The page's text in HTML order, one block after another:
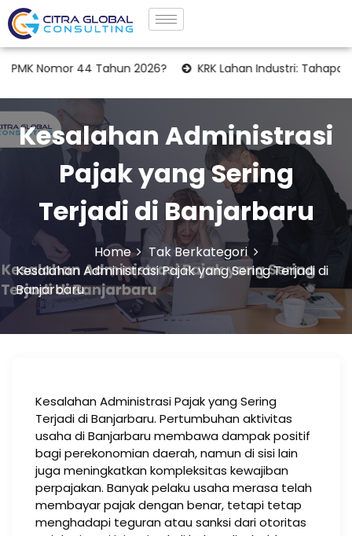
44 Tahun 2026? KRK Lahan Industri: Tahapan
Kesalahan Administrasi
Pajak yang Sering
Terjadi di Banjarbaru
Home
Tak Berkategori
Kesalahan Administrasi Pajak yang Sering Terjadi di
Banjarbaru
Kesalahan Administrasi Pajak yang Sering
Terjadi di Banjarbaru. Pertumbuhan aktivitas
usaha di Banjarbaru membawa dampak positif
bagi perekonomian daerah, namun di sisi lain
juga meningkatkan kompleksitas kewajiban
perpajakan. Banyak pelaku usaha merasa telah
membayar pajak dengan benar, tetapi tetap
menghadapi teguran atau sanksi dari otoritas